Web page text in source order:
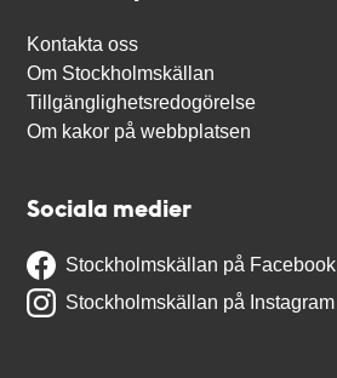
Kontakta oss
Om Stockholmskällan
Tillgänglighetsredogörelse
Om kakor på webbplatsen
Sociala medier
Stockholmskällan på Facebook
Stockholmskällan på Instagram